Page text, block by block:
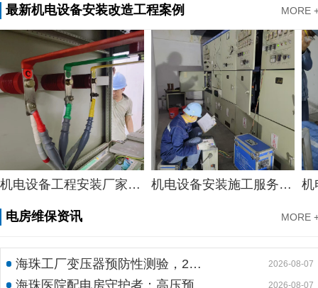
最新机电设备安装改造工程案例 MORE
机电设备工程安装厂家，质量机电设备安装工程厂家提供景区机电设备安装工程案例分享 机电设备安装施工服务，知名酒店机电设备安装工程谋划方案分享
电房维保资讯 MORE
海珠工厂变压器预防性测验，24小时生产不断电的守护神 2026-08-07
2026-08-07